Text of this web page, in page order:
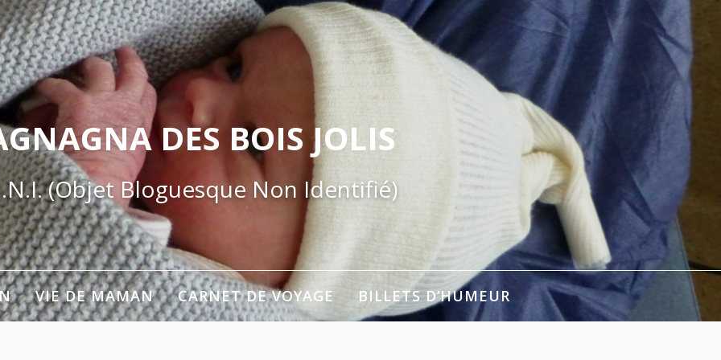
DES BOIS JOLIS
(Objet Bloguesque Non Identifié)
VIE DE MAMAN CARNET DE VOYAGE BILLETS D’HUMEUR